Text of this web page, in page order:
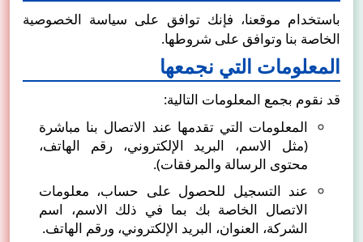
باستخدام موقعنا، فإنك توافق على سياسة الخصوصية
الخاصة بنا وتوافق على شروطها.
المعلومات التي نجمعها
قد نقوم بجمع المعلومات التالية:
المعلومات التي تقدمها عند الاتصال بنا مباشرة
(مثل الاسم، البريد الإلكتروني، رقم الهاتف،
محتوى الرسالة والمرفقات).
عند التسجيل للحصول على حساب، معلومات
الاتصال الخاصة بك بما في ذلك الاسم، اسم
الشركة، العنوان، البريد الإلكتروني، ورقم الهاتف.